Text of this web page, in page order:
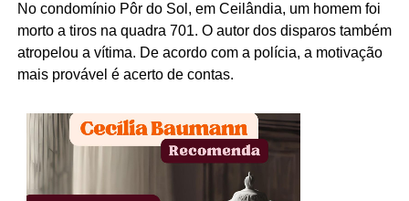
No condomínio Pôr do Sol, em Ceilândia, um homem foi
morto a tiros na quadra 701. O autor dos disparos também
atropelou a vítima. De acordo com a polícia, a motivação
mais provável é acerto de contas.